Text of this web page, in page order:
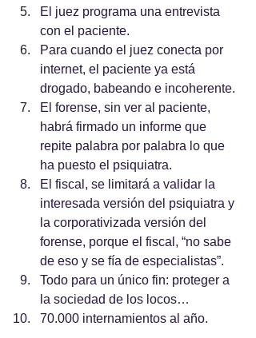
El juez programa una entrevista
con el paciente.
Para cuando el juez conecta por
internet, el paciente ya está
drogado, babeando e incoherente.
El forense, sin ver al paciente,
habrá firmado un informe que
repite palabra por palabra lo que
ha puesto el psiquiatra.
El fiscal, se limitará a validar la
interesada versión del psiquiatra y
la corporativizada versión del
forense, porque el fiscal, “no sabe
de eso y se fía de especialistas”.
Todo para un único fin: proteger a
la sociedad de los locos…
70.000 internamientos al año.